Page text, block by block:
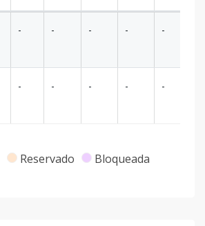
- - - - -
- - - - -
Reservado Bloqueada